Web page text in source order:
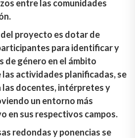
entre las comunidades
proyecto es dotar de
para identificar y
de género en el ámbito
las actividades planificadas, se
las docentes, intérpretes y
un entorno más
en sus respectivos campos.
redondas y ponencias se